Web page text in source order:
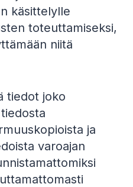
käsittelylle
toteuttamiseksi,
niitä
tiedot joko
ja
varoajan